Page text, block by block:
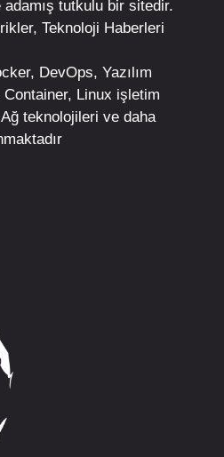
tutkulu bir sitedir.
Teknoloji Haberleri
DevOps, Yazılım
Container, Linux işletim
teknolojileri ve daha